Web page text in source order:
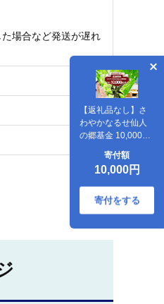
【返礼品なし】さ
わやかなるせ仙人
の郷基金 10,000円
寄付額
10,000円
寄付をする
場合など発送が遅れ